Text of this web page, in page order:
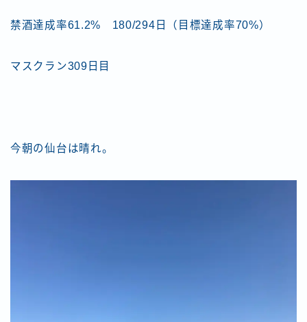
禁酒達成率61.2% 180/294日（目標達成率70%）
マスクラン309日目
今朝の仙台は晴れ。